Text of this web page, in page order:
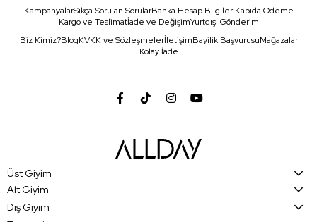
KampanyalarSıkça Sorulan SorularBanka Hesap BilgileriKapıda Ödeme
Kargo ve Teslimatİade ve DeğişimYurtdışı Gönderim
Biz Kimiz?BlogKVKK ve SözleşmelerİletişimBayilik BaşvurusuMağazalar
Kolay İade
Üst Giyim
Alt Giyim
Dış Giyim